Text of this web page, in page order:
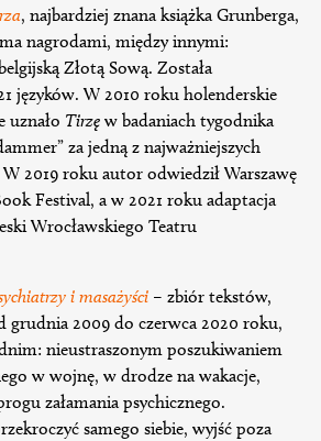
, najbardziej znana książka Grunberga,
nagrodami, między innymi:
Złotą Sową. Została
języków. W 2010 roku holenderskie
uznało Tirzę w badaniach tygodnika
za jedną z najważniejszych
2019 roku autor odwiedził Warszawę
Festival, a w 2021 roku adaptacja
Wrocławskiego Teatru
i masażyści – zbiór tekstów,
grudnia 2009 do czerwca 2020 roku,
nieustraszonym poszukiwaniem
w wojnę, w drodze na wakacje,
załamania psychicznego.
samego siebie, wyjść poza